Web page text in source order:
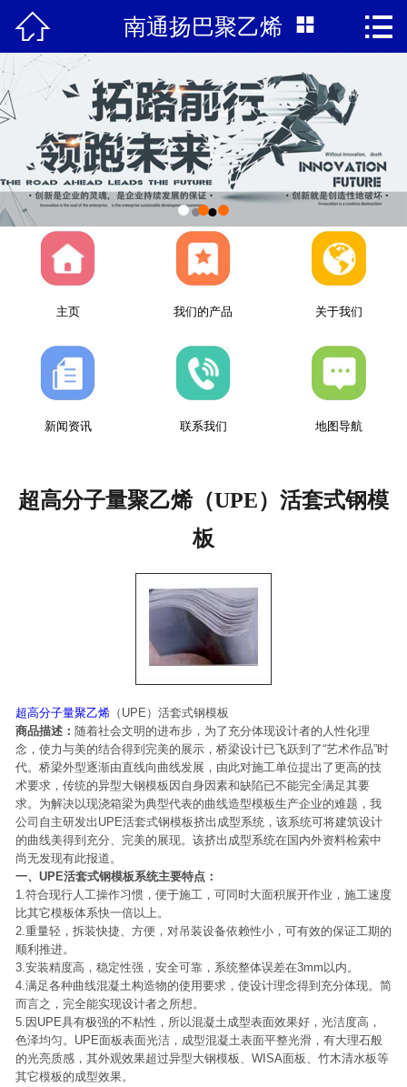
首页
新闻中心
产品展示
 南通扬巴聚乙烯  
主页 我们的产品 关于我们
新闻资讯 联系我们 地图导航
超高分子量聚乙烯（UPE）活套式钢模
板
超高分子量聚乙烯（UPE）活套式钢模板
商品描述： 随着社会文明的进布步，为了充分体现设计者的人性化理
念，使力与美的结合得到完美的展示，桥梁设计已飞跃到了“艺术作品”时
代。桥梁外型逐渐由直线向曲线发展，由此对施工单位提出了更高的技
术要求，传统的异型大钢模板因自身因素和缺陷已不能完全满足其要
求。为解决以现浇箱梁为典型代表的曲线造型模板生产企业的难题，我
公司自主研发出UPE活套式钢模板挤出成型系统，该系统可将建筑设计
的曲线美得到充分、完美的展现。该挤出成型系统在国内外资料检索中
尚无发现有此报道。
一、UPE活套式钢模板系统主要特点：
1.符合现行人工操作习惯，便于施工，可同时大面积展开作业，施工速度
比其它模板体系快一倍以上。
2.重量轻，拆装快捷、方便，对吊装设备依赖性小，可有效的保证工期的
顺利推进。
3.安装精度高，稳定性强，安全可靠，系统整体误差在3mm以内。
4.满足各种曲线混凝土构造物的使用要求，使设计理念得到充分体现。简
而言之，完全能实现设计者之所想。
5.因UPE具有极强的不粘性，所以混凝土成型表面效果好，光洁度高，
色泽均匀。UPE面板表面光洁，成型混凝土表面平整光滑，有大理石般
的光亮质感，其外观效果超过异型大钢模板、WISA面板、竹木清水板等
其它模板的成型效果。